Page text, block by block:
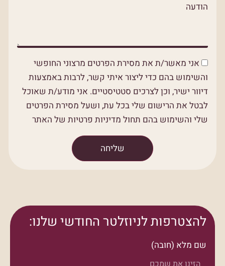
הודעה
אני מאשר/ת את מסירת הפרטים מרצוני החופשי
והשימוש בהם כדי ליצור איתי קשר, לרבות באמצעות
דיוור ישיר, וכן לצרכים סטטיסטיים. אני מודע/ת שאוכל
לבטל את הרישום שלי בכל עת, ושעל מסירת הפרטים
שלי והשימוש בהם תחול מדיניות פרטיות של האתר
שליחה
להצטרפות לניוזלטר החודשי שלנו:
שם מלא (חובה)